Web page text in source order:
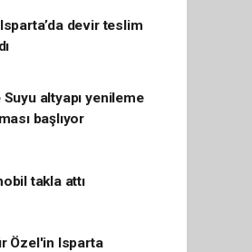
devir teslim
Suyu altyapı yenileme
başlıyor
takla attı
Özel'in Isparta